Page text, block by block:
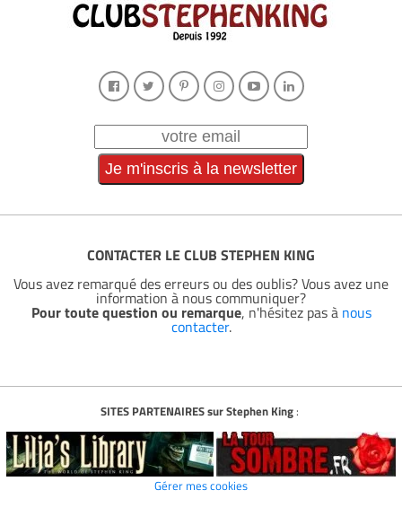
CONTACTER LE CLUB STEPHEN KING
Vous avez remarqué des erreurs ou des oublis? Vous avez une
information à nous communiquer?
Pour toute question ou remarque, n'hésitez pas à nous
contacter.
SITES PARTENAIRES sur Stephen King:
Gérer mes cookies